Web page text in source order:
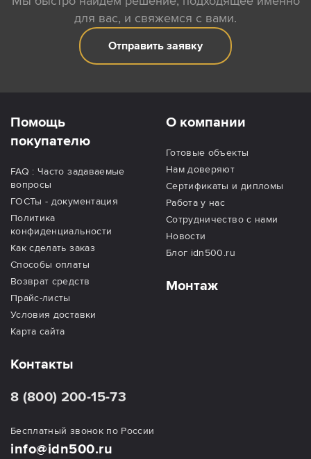
для вас, и свяжемся с вами.
Отправить заявку
Помощь
покупателю
FAQ : Часто задаваемые
вопросы
ГОСТы - документация
Политика
конфиденциальности
Как сделать заказ
Способы оплаты
Возврат средств
Прайс-листы
Условия доставки
Карта сайта
О компании
Готовые объекты
Нам доверяют
Сертификаты и дипломы
Работа у нас
Сотрудничество с нами
Новости
Блог idn500.ru
Монтаж
Контакты
8 (800) 200-15-73
Бесплатный звонок по России
info@idn500.ru